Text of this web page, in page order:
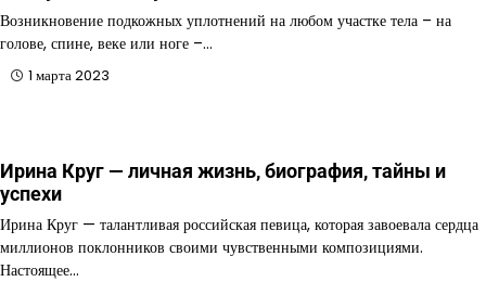
Возникновение подкожных уплотнений на любом участке тела – на
голове, спине, веке или ноге –…
1 марта 2023
Ирина Круг — личная жизнь, биография, тайны и
успехи
Ирина Круг — талантливая российская певица, которая завоевала сердца
миллионов поклонников своими чувственными композициями.
Настоящее…